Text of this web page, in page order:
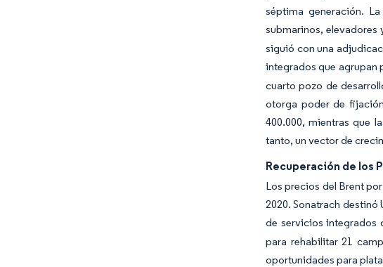
séptima generación.
submarinos,
siguió con una
integrados que agrupan
cuarto pozo de
otorga poder de
400.000, mientras que
tanto, un vector de
Recuperación de los
Los precios del Brent
2020. Sonatrach
de servicios integrados
para rehabilitar 21
oportunidades para